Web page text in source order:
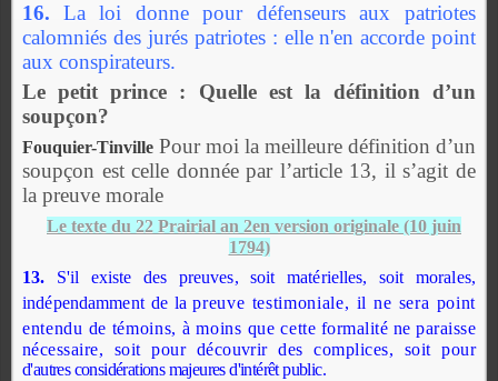
16.
La loi donne pour défenseurs aux patriotes
calomniés des jurés patriotes : elle n'en accorde point
aux conspirateurs.
Le petit prince : Quelle est la définition d’un
soupçon?
Fouquier-Tinville Pour moi la meilleure définition d’un
soupçon est celle donnée par l’article 13, il s’agit de
la preuve morale
Le texte du 22 Prairial an 2en version originale (10 juin
1794)
13.
S'il existe des preuves, soit matérielles, soit morales,
indépendamment de la preuve testimoniale, il ne sera point
entendu de témoins, à moins que cette formalité ne paraisse
nécessaire, soit pour découvrir des complices, soit pour
d'autres considérations majeures d'intérêt public.